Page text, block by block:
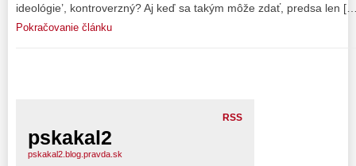
ideológie’, kontroverzný? Aj keď sa takým môže zdať, predsa len
Pokračovanie článku
RSS
pskakal2
pskakal2.blog.pravda.sk